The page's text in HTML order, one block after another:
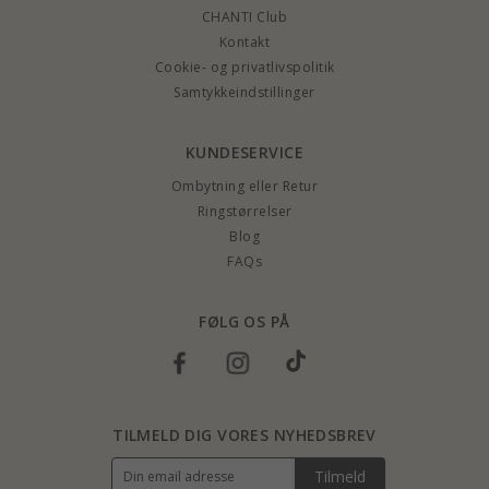
CHANTI Club
Kontakt
Cookie- og privatlivspolitik
Samtykkeindstillinger
KUNDESERVICE
Ombytning eller Retur
Ringstørrelser
Blog
FAQs
FØLG OS PÅ
TILMELD DIG VORES NYHEDSBREV
Tilmeld